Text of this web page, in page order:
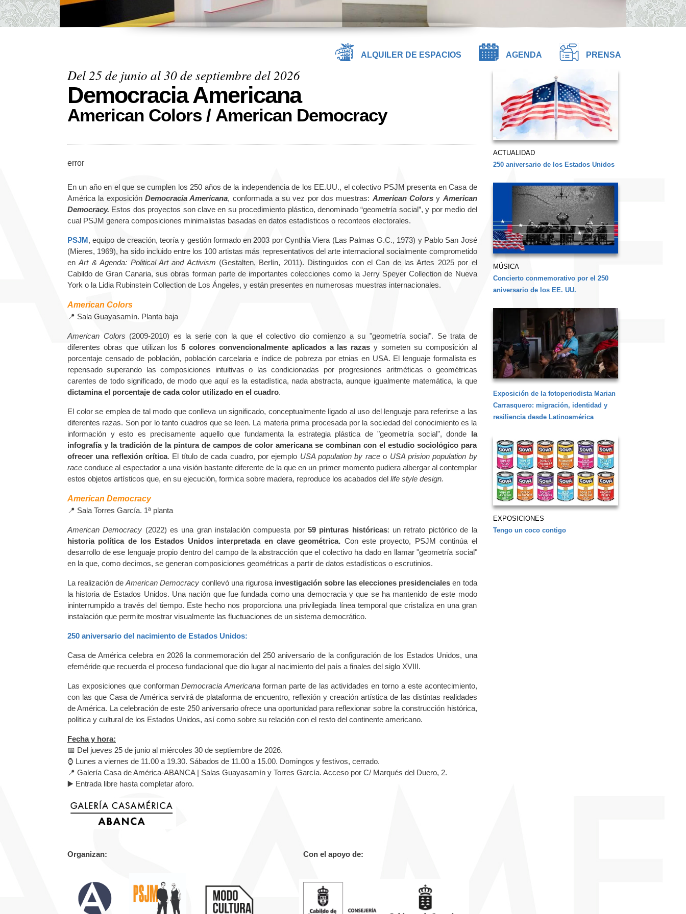
ALQUILER DE ESPACIOS AGENDA PRENSA
Del 25 de junio al 30 de septiembre del 2026
Democracia Americana
American Colors / American De­mocracy
error
En un año en el que se cumplen los 250 años de la independencia de los EE.UU., el colectivo PSJM presenta en Casa de
América la exposición Democracia Ameri­cana, conformada a su vez por dos muestras: American Colors y American
De­mocracy. Estos dos proyectos son clave en su procedimiento plástico, denominado “geometría social”, y por medio del
cual PSJM genera composiciones minimalistas ba­sadas en datos estadísticos o reconteos electorales.
PSJM, equipo de creación, teoría y gestión formado en 2003 por Cynthia Viera (Las Palmas G.C., 1973) y Pablo San José
(Mieres, 1969), ha sido incluido entre los 100 artistas más representativos del arte internacional socialmente comprometido
enArt & Agenda: Political Art and Activism (Gestalten, Berlín, 2011). Distinguidos con el Can de las Artes 2025 por el
Cabildo de Gran Canaria, sus obras forman parte de importantes colecciones como la Jerry Speyer Collection de Nueva
York o la Lidia Rubinstein Collection de Los Ángeles, y están presentes en numerosas muestras internacionales.
American Colors
📍 Sala Guayasamín. Planta baja
American Colors (2009-2010) es la serie con la que el colectivo dio comienzo a su "geome­tría social". Se trata de
diferentes obras que utilizan los5 colores convencionalmente aplicados a las razas y someten su composición al
porcentaje censado de población, población carcelaria e índice de pobreza por etnias en USA. El lenguaje formalista es
repensado superando las composiciones intuitivas o las condicionadas por pro­gresiones aritméticas o geométricas
carentes de todo significado, de modo que aquí es la estadística, nada abstracta, aunque igualmente matemática, la que
dictamina el porcentaje de cada color utilizado en el cuadro.
El color se emplea de tal modo que conlleva un significado, conceptualmente ligado al uso del lenguaje para referirse a las
diferentes razas. Son por lo tanto cuadros que se leen. La materia prima procesa­da por la sociedad del conocimiento es la
información y esto es precisamente aque­llo que fundamenta la estrategia plástica de "geometría social", donde la
infografía y la tradición de la pintura de campos de color americana se combinan con el estudio sociológico para
ofrecer una reflexión crítica. El título de cada cuadro, por ejemplo USA population by raceo USA prision population by
race conduce al espectador a una visión bastante diferente de la que en un primer momento pudiera albergar al contemplar
estos objetos artísticos que, en su ejecución, formica sobre madera, repro­duce los acabados del life style design.
American Democracy
📍 Sala Torres García. 1ª planta
American De­mocracy (2022) es una gran instalación compuesta por59 pinturas históricas: un retrato pictórico de la
historia política de los Estados Unidos interpretada en clave geométrica. Con este proyecto, PSJM continúa el
desarrollo de ese lenguaje propio dentro del campo de la abstracción que el colectivo ha dado en llamar "geometría social"
en la que, como decimos, se generan composiciones geométricas a partir de datos estadísticos o escrutinios.
La realización deAmerican Democracy conllevó una rigurosa investigación sobre las elecciones presidenciales en toda
la historia de Estados Unidos. Una nación que fue fundada como una democracia y que se ha man­tenido de este modo
ininterrumpido a través del tiempo. Este hecho nos proporciona una privilegiada línea temporal que cristaliza en una gran
instalación que permite mostrar visualmente las fluctuaciones de un sistema democrático.
250 aniversario del nacimiento de Estados Unidos:
Casa de América celebra en 2026 la conmemoración del 250 aniversario de la configuración de los Estados Unidos, una
efeméride que recuerda el proceso fundacional que dio lugar al nacimiento del país a finales del siglo XVIII.
Las exposiciones que conformanDemocracia Americana forman parte de las actividades en torno a este acontecimiento,
con las que Casa de América servirá de plataforma de encuentro, reflexión y creación artística de las distintas realidades
de América. La celebración de este 250 aniversario ofrece una oportunidad para reflexionar sobre la construcción histórica,
política y cultural de los Estados Unidos, así como sobre su relación con el resto del continente americano.
Fecha y hora:
📅 Del jueves 25 de junio al miércoles 30 de septiembre de 2026.
⌚ Lunes a viernes de 11.00 a 19.30. Sábados de 11.00 a 15.00. Domingos y festivos, cerrado.
📍 Galería Casa de América-ABANCA | Salas Guayasamín y Torres García. Acceso por C/ Marqués del Duero, 2.
▶️ Entrada libre hasta completar aforo.
Organizan: Con el apoyo de:
ACTUALIDAD
250 aniversario de los Estados Unidos
MÚSICA
Concierto conmemorativo por el 250
aniversario de los EE. UU.
Exposición de la fotoperiodista Marian
Carrasquero: migración, identidad y
resiliencia desde Latinoamérica
EXPOSICIONES
Tengo un coco contigo